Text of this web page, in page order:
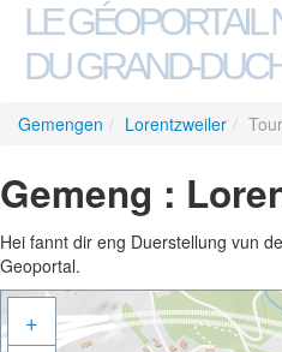
LE GÉOPORTAIL
DU GRAND-
Gemengen / Lorentzweiler /
Gemeng :
Hei fannt dir eng Duerstellung vun
Geoportal.
+